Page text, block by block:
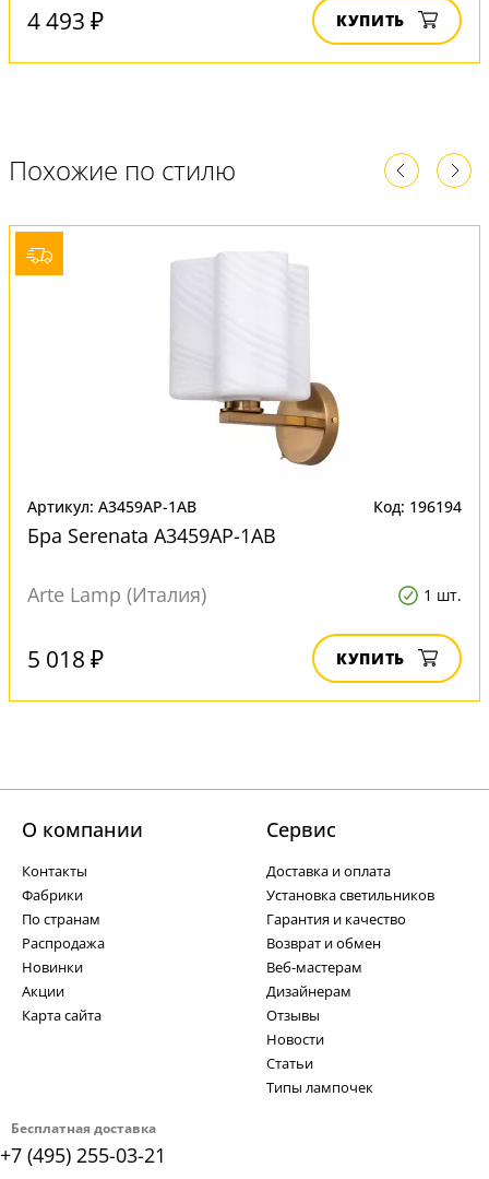
4 493 ₽ КУПИТЬ
Похожие по стилю
Артикул: A3459AP-1AB Код: 196194
Бра Serenata A3459AP-1AB
Arte Lamp (Италия) 1 шт.
5 018 ₽ КУПИТЬ
Бесплатная доставка
+7 (495) 255-03-21
О компании
Контакты
Фабрики
По странам
Распродажа
Новинки
Акции
Карта сайта
Cервис
Доставка и оплата
Установка светильников
Гарантия и качество
Возврат и обмен
Веб-мастерам
Дизайнерам
Отзывы
Новости
Статьи
Типы лампочек